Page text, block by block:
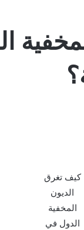
كيف تغرق
الديون
المخفية
الدول في